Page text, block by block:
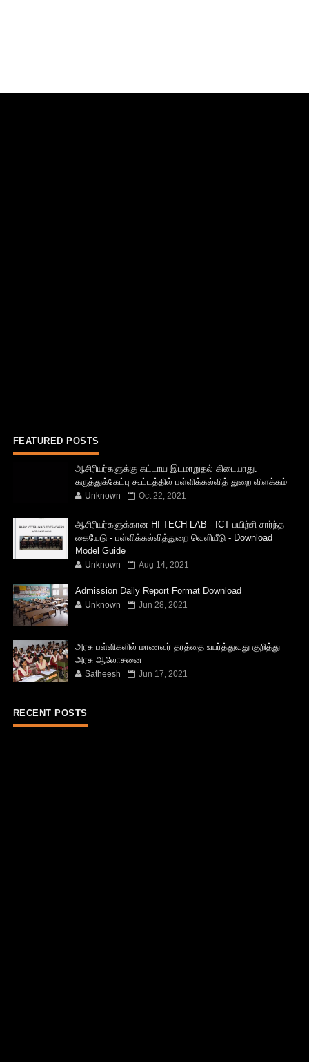
FEATURED POSTS
ஆசிரியர்களுக்கு கட்டாய இடமாறுதல் கிடையாது:
கருத்துக்கேட்பு கூட்டத்தில் பள்ளிக்கல்வித் துறை விளக்கம்
Unknown Oct 22, 2021
ஆசிரியர்களுக்கான HI TECH LAB - ICT பயிற்சி சார்ந்த
கையேடு - பள்ளிக்கல்வித்துறை வெளியீடு - Download
Model Guide
Unknown Aug 14, 2021
Admission Daily Report Format Download
Unknown Jun 28, 2021
அரசு பள்ளிகளில் மாணவர் தரத்தை உயர்த்துவது குறித்து
அரசு ஆலோசனை
Satheesh Jun 17, 2021
RECENT POSTS